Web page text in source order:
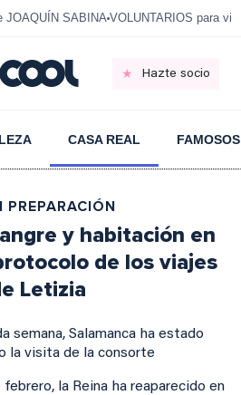
JOAQUÍN SABINA VOLUNTARIOS para
Hazte socio
CASA REAL FAMOSOS
PREPARACIÓN
y habitación en
de los viajes
Letizia
semana, Salamanca ha estado
la visita de la consorte
la Reina ha reaparecido en